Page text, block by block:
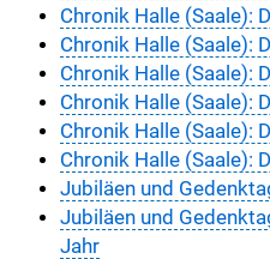
Chronik Halle (Saale):
Chronik Halle (Saale):
Chronik Halle (Saale):
Chronik Halle (Saale):
Chronik Halle (Saale):
Chronik Halle (Saale):
Jubiläen und
Jubiläen und
Jahr